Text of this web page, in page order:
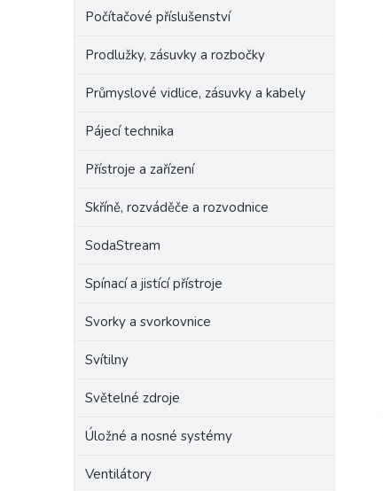
Počítačové příslušenství
Prodlužky, zásuvky a rozbočky
Průmyslové vidlice, zásuvky a kabely
Pájecí technika
Přístroje a zařízení
Skříně, rozváděče a rozvodnice
SodaStream
Spínací a jistící přístroje
Svorky a svorkovnice
Svítilny
Světelné zdroje
Úložné a nosné systémy
Ventilátory